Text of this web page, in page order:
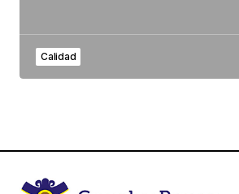
Calidad